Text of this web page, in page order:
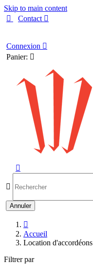
Skip to main content

Contact 
Connexion 
Panier: 


Annuler

Accueil
Location d'accordéons
Filtrer par